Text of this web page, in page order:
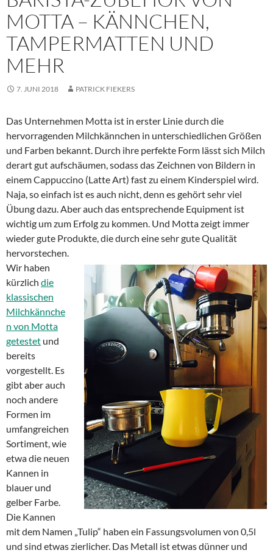
MOTTA – KÄNNCHEN,
TAMPERMATTEN UND
MEHR
7. JUNI 2018 PATRICK FIEKERS
Das Unternehmen Motta ist in erster Linie durch die
hervorragenden Milchkännchen in unterschiedlichen Größen
und Farben bekannt. Durch ihre perfekte Form lässt sich Milch
derart gut aufschäumen, sodass das Zeichnen von Bildern in
einem Cappuccino (Latte Art) fast zu einem Kinderspiel wird.
Naja, so einfach ist es auch nicht, denn es gehört sehr viel
Übung dazu. Aber auch das entsprechende Equipment ist
wichtig um zum Erfolg zu kommen. Und Motta zeigt immer
wieder gute Produkte, die durch eine sehr gute Qualität
hervorstechen.
Wir haben
kürzlich die
klassischen
Milchkännche
n von Motta
getestet und
bereits
vorgestellt. Es
gibt aber auch
noch andere
Formen im
umfangreichen
Sortiment, wie
etwa die neuen
Kannen in
blauer und
gelber Farbe.
Die Kannen
mit dem Namen „Tulip“ haben ein Fassungsvolumen von 0,5l
und sind etwas zierlicher. Das Metall ist etwas dünner und